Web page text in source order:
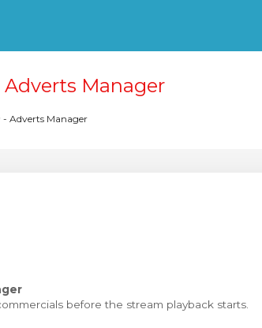
Adverts Manager
Adverts Manager
before the stream playback starts.